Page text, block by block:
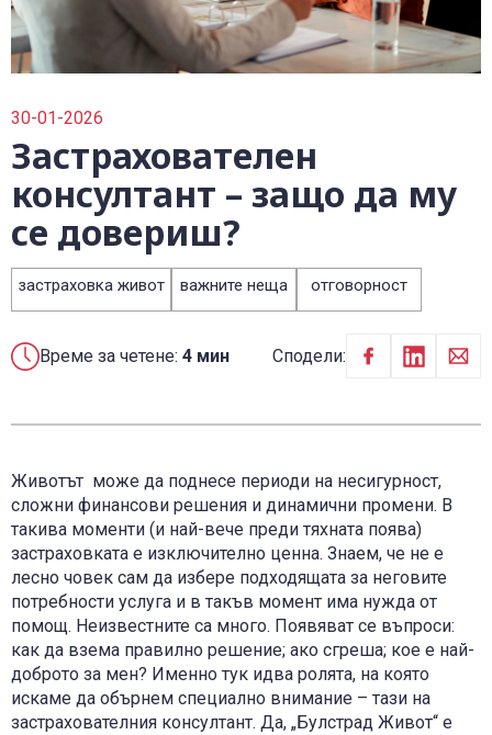
Правила и политики, свързани с обслужването
Плати вноска
0700 18 800
30-01-2026
Застрахователен
консултант – защо да му
се довериш?
застраховка живот важните неща отговорност
Време за четене: 4 мин Сподели:
Животът може да поднесе периоди на несигурност,
сложни финансови решения и динамични промени. В
такива моменти (и най-вече преди тяхната поява)
застраховката е изключително ценна. Знаем, че не е
лесно човек сам да избере подходящата за неговите
потребности услуга и в такъв момент има нужда от
помощ. Неизвестните са много. Появяват се въпроси:
как да взема правилно решение; ако сгреша; кое е най-
доброто за мен? Именно тук идва ролята, на която
искаме да обърнем специално внимание – тази на
застрахователния консултант. Да, „Булстрад Живот“ е